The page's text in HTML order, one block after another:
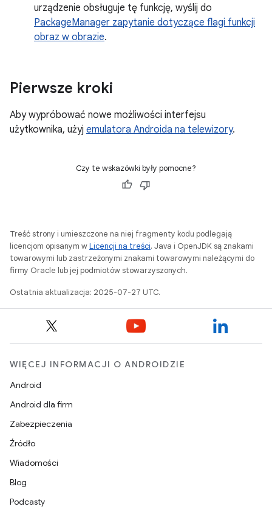
urządzenie obsługuje tę funkcję, wyślij do
PackageManager zapytanie dotyczące flagi funkcji
obraz w obrazie.
Pierwsze kroki
Aby wypróbować nowe możliwości interfejsu
użytkownika, użyj emulatora Androida na telewizory.
Czy te wskazówki były pomocne?
Treść strony i umieszczone na niej fragmenty kodu podlegają
licencjom opisanym wLicencji na treści. Java i OpenJDK są znakami
towarowymi lub zastrzeżonymi znakami towarowymi należącymi do
firmy Oracle lub jej podmiotów stowarzyszonych.
Ostatnia aktualizacja: 2025-07-27 UTC.
WIĘCEJ INFORMACJI O ANDROIDZIE
Android
Android dla firm
Zabezpieczenia
Źródło
Wiadomości
Blog
Podcasty